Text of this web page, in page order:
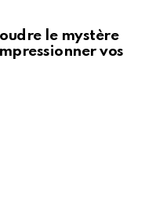
le mystère
vos